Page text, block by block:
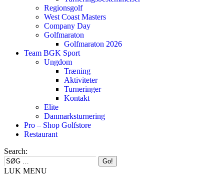
Regionsgolf
West Coast Masters
Company Day
Golfmaraton
Golfmaraton 2026
Team BGK Sport
Ungdom
Træning
Aktiviteter
Turneringer
Kontakt
Elite
Danmarksturnering
Pro – Shop Golfstore
Restaurant
Search:
LUK MENU